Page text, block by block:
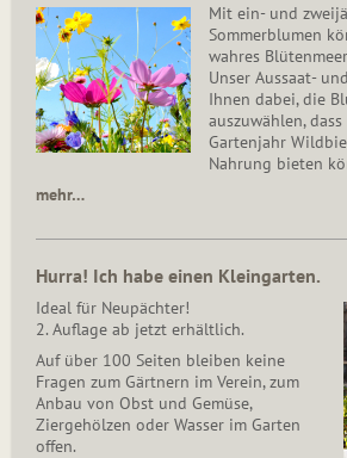
Mit ein- und
Sommerblumen
wahres
Unser Aussaat-
Ihnen dabei, die
auszuwählen,
Gartenjahr
Nahrung bieten
mehr…
Hurra! Ich habe einen Kleingarten.
Ideal für Neupächter!
2. Auflage ab jetzt erhältlich.
Auf über 100 Seiten bleiben keine
Fragen zum Gärtnern im Verein, zum
Anbau von Obst und Gemüse,
Ziergehölzen oder Wasser im Garten
offen.